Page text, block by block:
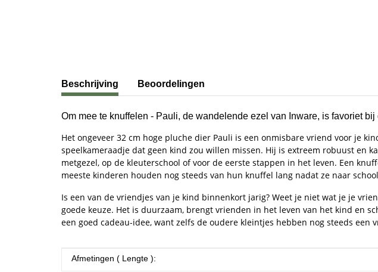
#productDetails.showMoreTabs#
Beschrijving Beoordelingen
Om mee te knuffelen - Pauli, de wandelende ezel van Inware, is favoriet bij
Het ongeveer 32 cm hoge pluche dier Pauli is een onmisbare vriend voor je
speelkameraadje dat geen kind zou willen missen. Hij is extreem robuust en
metgezel, op de kleuterschool of voor de eerste stappen in het leven. Een
meeste kinderen houden nog steeds van hun knuffel lang nadat ze naar
Is een van de vriendjes van je kind binnenkort jarig? Weet je niet wat je je
goede keuze. Het is duurzaam, brengt vrienden in het leven van het kind en
een goed cadeau-idee, want zelfs de oudere kleintjes hebben nog steeds
#productDetails.itemInformation#
#productDetails.itemValue#
Afmetingen ( Lengte ):